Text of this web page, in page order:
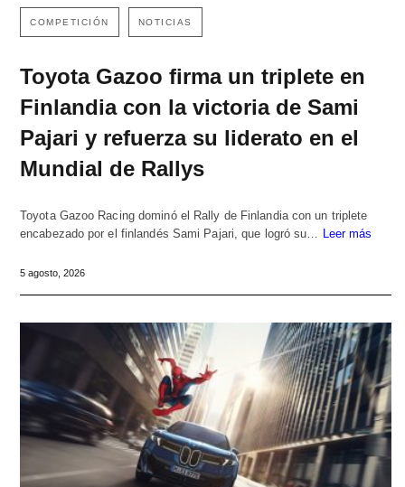
COMPETICIÓN NOTICIAS
Toyota Gazoo firma un triplete en
Finlandia con la victoria de Sami
Pajari y refuerza su liderato en el
Mundial de Rallys
Toyota Gazoo Racing dominó el Rally de Finlandia con un triplete
encabezado por el finlandés Sami Pajari, que logró su… Leer más
5 agosto, 2026